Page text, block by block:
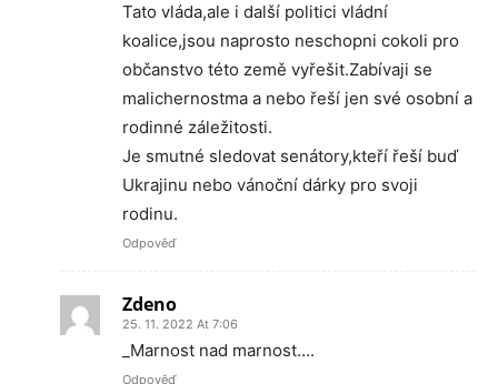
Tato vláda,ale i další politici vládní
koalice,jsou naprosto neschopni cokoli pro
občanstvo této země vyřešit.Zabívaji se
malichernostma a nebo řeší jen své osobní a
rodinné záležitosti.
Je smutné sledovat senátory,kteří řeší buď
Ukrajinu nebo vánoční dárky pro svoji
rodinu.
Odpověď
Zdeno
25. 11. 2022 At 7:06
_Marnost nad marnost….
Odpověď